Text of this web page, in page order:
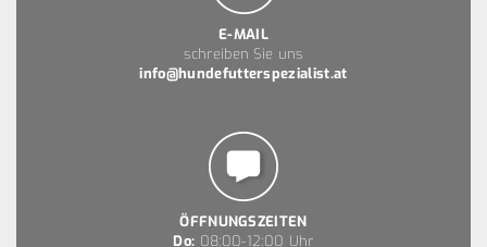
E-MAIL
schreiben Sie uns
info@hundefutterspezialist.at
ÖFFNUNGSZEITEN
Do: 08:00-12:00 Uhr